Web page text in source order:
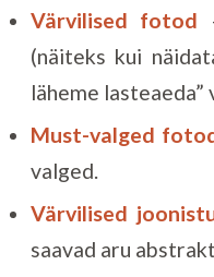
Värvilised fotod
(näiteks kui
läheme lasteaeda”
Must-valged
valged.
Värvilised
saavad aru